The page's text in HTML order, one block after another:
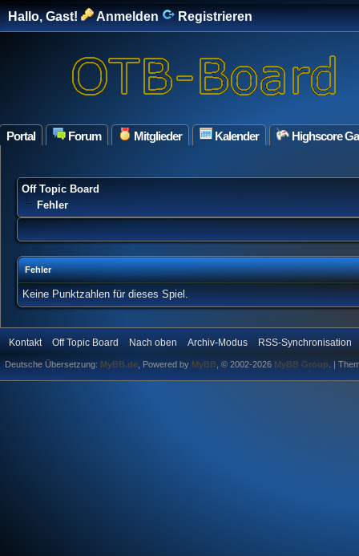
Hallo, Gast! Anmelden Registrieren
Portal Forum Mitglieder Kalender Highscore
Off Topic Board
Fehler
Fehler
Keine Punktzahlen für dieses Spiel.
Kontakt Off Topic Board Nach oben Archiv-Modus RSS-Synchronisation
Deutsche Übersetzung: MyBB.de , Powered by MyBB , © 2002-2026 MyBB Group |